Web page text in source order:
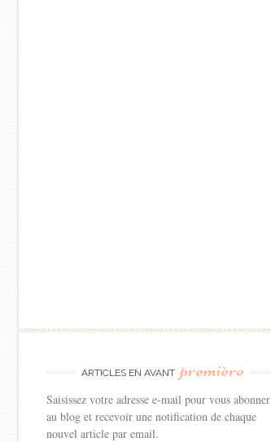
ARTICLES EN AVANT première
Saisissez votre adresse e-mail pour vous abonner
au blog et recevoir une notification de chaque
nouvel article par email.